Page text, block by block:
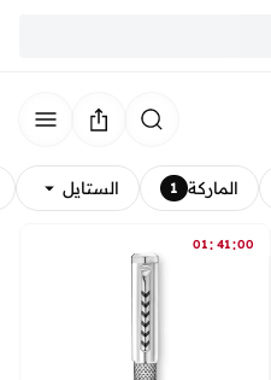
الماركة 1 الستايل
01: 41:00